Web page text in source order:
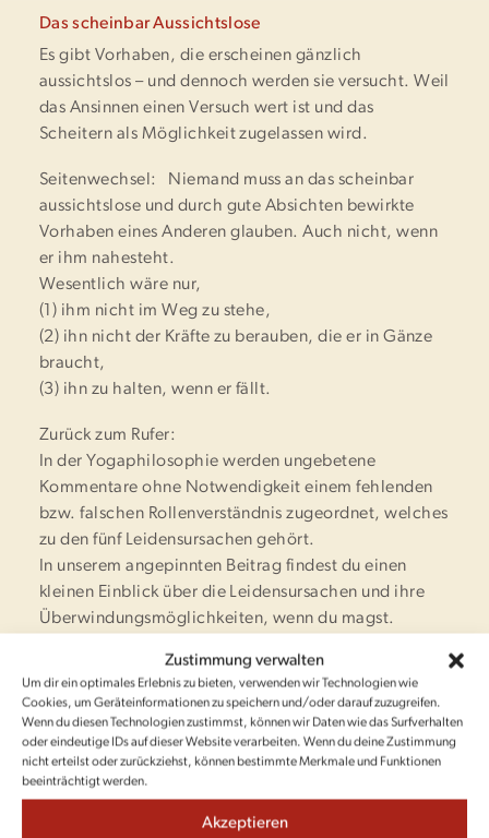
Zustimmung verwalten
Um dir ein optimales Erlebnis zu bieten, verwenden wir Technologien wie
Cookies, um Geräteinformationen zu speichern und/oder darauf zuzugreifen.
Wenn du diesen Technologien zustimmst, können wir Daten wie das Surfverhalten
oder eindeutige IDs auf dieser Website verarbeiten. Wenn du deine Zustimmung
nicht erteilst oder zurückziehst, können bestimmte Merkmale und Funktionen
beeinträchtigt werden.
Akzeptieren
Das scheinbar Aussichtslose
Es gibt Vorhaben, die erscheinen gänzlich
aussichtslos – und dennoch werden sie versucht. Weil
das Ansinnen einen Versuch wert ist und das
Scheitern als Möglichkeit zugelassen wird.
Seitenwechsel: Niemand muss an das scheinbar
aussichtslose und durch gute Absichten bewirkte
Vorhaben eines Anderen glauben. Auch nicht, wenn
er ihm nahesteht.
Wesentlich wäre nur,
(1) ihm nicht im Weg zu stehe,
(2) ihn nicht der Kräfte zu berauben, die er in Gänze
braucht,
(3) ihn zu halten, wenn er fällt.
Zurück zum Rufer:
In der Yogaphilosophie werden ungebetene
Kommentare ohne Notwendigkeit einem fehlenden
bzw. falschen Rollenverständnis zugeordnet, welches
zu den fünf Leidensursachen gehört.
In unserem angepinnten Beitrag findest du einen
kleinen Einblick über die Leidensursachen und ihre
Überwindungsmöglichkeiten, wenn du magst.
➤ Auf den Bildern siehst den →Alten Hof Fürstenau
gestern und heute.
Und auch wir haben zuweilen nicht mehr daran
geglaubt, dass unser Vorhaben gelingt. Doch wir
hatten Glück. Uns standen mehr Menschen zu Seite
als im Weg. Unsere Kräfte wurden mehr unterstützt
als geraubt. Und wir wurden gehalten, als wir